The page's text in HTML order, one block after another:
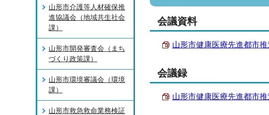
会議資料
山形市健康医療先進都市
会議録
山形市健康医療先進都市
山形市介護等人材確保推
進協議会（地域共生社会
課）
山形市開発審査会（まち
づくり政策課）
山形市環境審議会（環境
課）
山形市救急救命業務検証